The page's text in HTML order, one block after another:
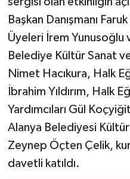
Başkan Danışmanı
Üyeleri İrem Yunusoğlu
Belediye Kültür Sanat
Nimet Hacıkura, Halk
İbrahim Yıldırım, Halk
Yardımcıları Gül
Alanya Belediyesi
Zeynep Öçten Çelik,
davetli katıldı.